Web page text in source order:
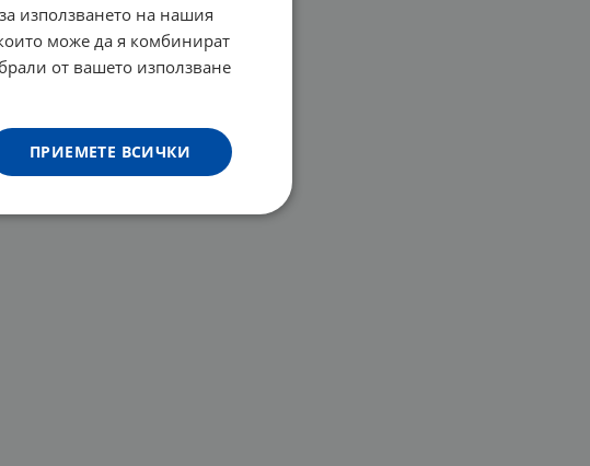
използването на нашия
може да я комбинират
от вашето използване
ПРИЕМЕТЕ ВСИЧКИ